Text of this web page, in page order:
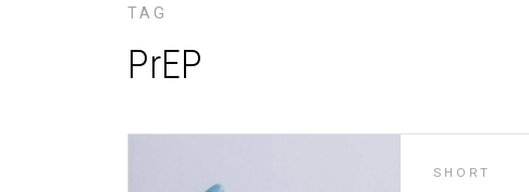
TAG
PrEP
SHORT